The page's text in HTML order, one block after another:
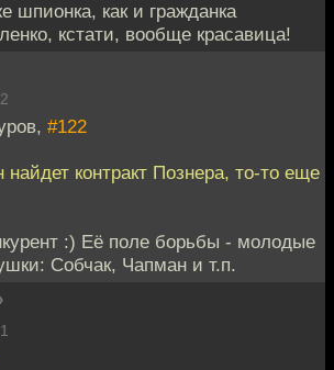
шпионка, как и гражданка
кстати, вообще красавица!
#122
контракт Познера, то-то еще
:) Её поле борьбы - молодые
Собчак, Чапман и т.п.